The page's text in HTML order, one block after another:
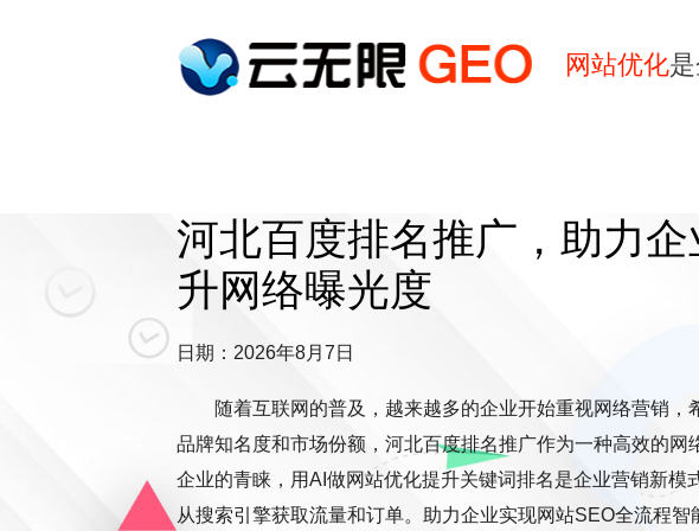
网站优化
河北百度排名推广，助力企
升网络曝光度
日期：2026年8月7日
随着互联网的普及，越来越多的企业开始重视网络营销，
品牌知名度和市场份额，河北百度排名推广作为一种高效的网
企业的青睐，用AI做网站优化提升关键词排名是企业营销新模
从搜索引擎获取流量和订单。助力企业实现网站SEO全流程智